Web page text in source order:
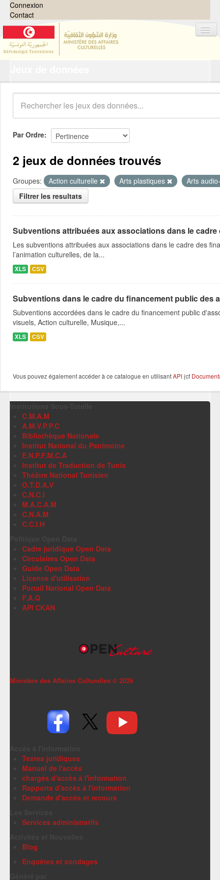
Connexion
Contact
Organisations
Groupes
Demandes 0
À propos
Par Ordre
2 jeux de données trouvés
Groupes: Action culturelle Arts plastiques
Arts
Filtrer les resultats
Subventions attribuées aux associations dans le
Les subventions attribuées aux associations dans le cadre des
l’animation culturelles, de la...
XLS CSV
Subventions dans le cadre du financement public des
Subventions accordées dans le cadre du financement public
visuels, Action culturelle, Musique,...
XLS CSV
Vous pouvez également accéder à ce catalogue en utilisantAPI (cf
C.M.A.M
A.M.V.P.P.C
Bibliothèque Nationale
Institut National du Patrimoine
E.N.P.F.M.C.A
Institut de Traduction de Tunis
Théâtre National Tunisien
O.T.D.A.V
C.N.C.I
M.A.C.A.M
C.N.A.M
C.C.I.H
Cadre juridique Open Data
Circulaires Open Data
Guide Open Data
Licence d'utilisation
Portail National Open Data
F.A.Q
API CKAN
Ministère des Affaires Culturelles © 2026
Textes juridiques
Manuel de l'accès
chargés d'accès à l'information
Rapports d'accès à l'information
Demande d'accès et recours
Services administratifs
Blog
Enquêtes et sondages